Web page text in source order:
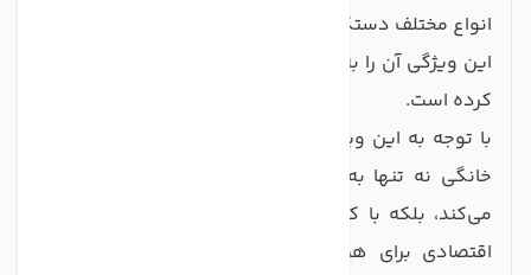
انواع مختلف دستگاه‌های تصفیه آب خانگی سازگار است و
این ویژگی آن را به یک گزینه عالی برای هر خانه‌ای تبدیل
کرده است.
با توجه به این ویژگی‌ها، کلگی پمپ دستگاه تصفیه آب
خانگی نه تنها به بهبود کیفیت آب مصرفی شما کمک
می‌کند، بلکه با کارایی و صرفه‌جویی در انرژی، گزینه‌ای
اقتصادی برای همه خانواده‌ها می‌باشد. آب شیرین و